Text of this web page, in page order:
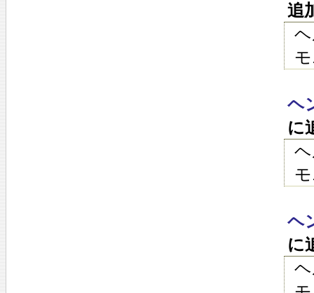
追
ヘ
に
ヘ
に